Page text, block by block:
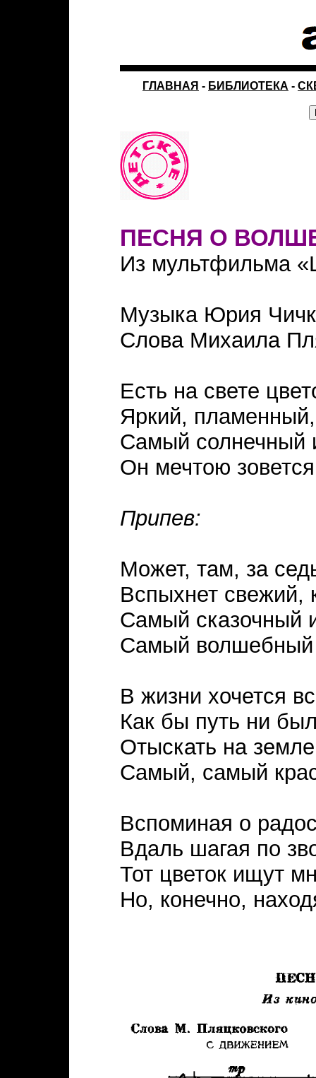
ГЛАВНАЯ - БИБЛИОТЕКА -
ПЕСНЯ О
Из мультфильма
Музыка Юрия
Слова Михаила
Есть на свете
Яркий,
Самый солнечный
Он мечтою
Припев:
Может, там, за
Вспыхнет свежий,
Самый сказочный
Самый волшебный
В жизни хочется
Как бы путь ни
Отыскать на
Самый, самый
Вспоминая о
Вдаль шагая по
Тот цветок ищут
Но, конечно,